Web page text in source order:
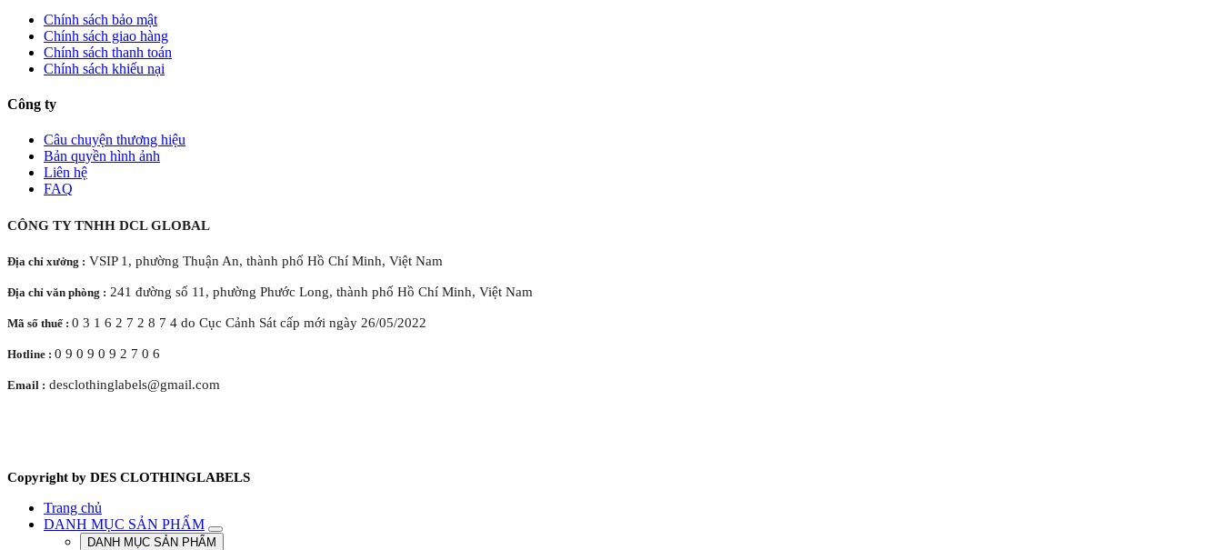
Chính sách bảo mật
Chính sách giao hàng
Chính sách thanh toán
Chính sách khiếu nại
Công ty
Câu chuyện thương hiệu
Bản quyền hình ảnh
Liên hệ
FAQ
CÔNG TY TNHH DCL GLOBAL
Địa chỉ xưởng : VSIP 1, phường Thuận An, thành phố Hồ Chí Minh, Việt Nam
Địa chỉ văn phòng : 241 đường số 11, phường Phước Long, thành phố Hồ Chí Minh, Việt Nam
Mã số thuế : 0 3 1 6 2 7 2 8 7 4 do Cục Cảnh Sát cấp mới ngày 26/05/2022
Hotline : 0 9 0 9 0 9 2 7 0 6
Email : desclothinglabels@gmail.com
Copyright by DES CLOTHINGLABELS
Trang chủ
DANH MỤC SẢN PHẨM
DANH MỤC SẢN PHẨM